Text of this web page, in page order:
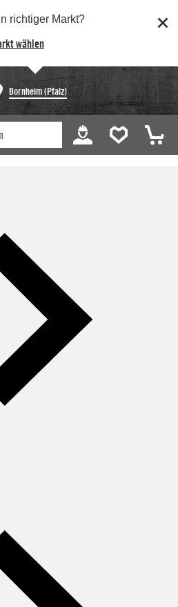
richtiger Markt?
wählen
Bornheim (Pfalz)